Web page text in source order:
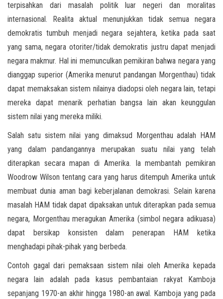
terpisahkan dari masalah politik luar negeri dan moralitas
internasional. Realita aktual menunjukkan tidak semua negara
demokratis tumbuh menjadi negara sejahtera, ketika pada saat
yang sama, negara otoriter/tidak demokratis justru dapat menjadi
negara makmur. Hal ini memunculkan pemikiran bahwa negara yang
dianggap superior (Amerika menurut pandangan Morgenthau) tidak
dapat memaksakan sistem nilainya diadopsi oleh negara lain, tetapi
mereka dapat menarik perhatian bangsa lain akan keunggulan
sistem nilai yang mereka miliki.
Salah satu sistem nilai yang dimaksud Morgenthau adalah HAM
yang dalam pandangannya merupakan suatu nilai yang telah
diterapkan secara mapan di Amerika. Ia membantah pemikiran
Woodrow Wilson tentang cara yang harus ditempuh Amerika untuk
membuat dunia aman bagi keberjalanan demokrasi. Selain karena
masalah HAM tidak dapat dipaksakan untuk diterapkan pada semua
negara, Morgenthau meragukan Amerika (simbol negara adikuasa)
dapat bersikap konsisten dalam penerapan HAM ketika
menghadapi pihak-pihak yang berbeda.
Contoh gagal dari pemaksaan sistem nilai oleh Amerika kepada
negara lain adalah pada kasus pembantaian rakyat Kamboja
sepanjang 1970-an akhir hingga 1980-an awal. Kamboja yang pada